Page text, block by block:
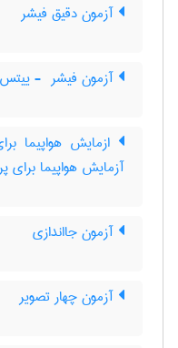
آزمون دقیق فیشر
آزمون فیشر ‎ - ییتس
ازمایش هواپیما
آزمایش هواپیما برای
آزمون جااندازی
آزمون چهار تصویر